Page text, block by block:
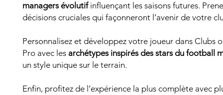
managers évolutifinfluençant les saisons futures.
décisions cruciales qui façonneront l’avenir de votre
Personnalisez et développez votre joueur dans Clubs
Pro avec les archétypes inspirés des stars du football
un style unique sur le terrain.
Enfin, profitez de l’expérience la plus complète avec